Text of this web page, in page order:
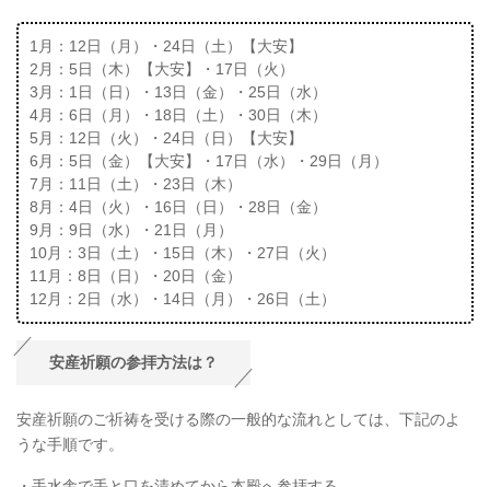
1月：12日（月）・24日（土）【大安】
2月：5日（木）【大安】・17日（火）
3月：1日（日）・13日（金）・25日（水）
4月：6日（月）・18日（土）・30日（木）
5月：12日（火）・24日（日）【大安】
6月：5日（金）【大安】・17日（水）・29日（月）
7月：11日（土）・23日（木）
8月：4日（火）・16日（日）・28日（金）
9月：9日（水）・21日（月）
10月：3日（土）・15日（木）・27日（火）
11月：8日（日）・20日（金）
12月：2日（水）・14日（月）・26日（土）
安産祈願の参拝方法は？
安産祈願のご祈祷を受ける際の一般的な流れとしては、下記のよ
うな手順です。